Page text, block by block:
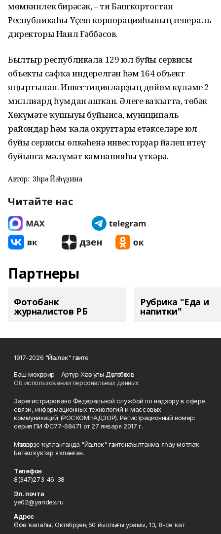
мөмкинлек бирәсәк, – ти Башҡортостан
Республикаһы Үҫеш корпорацияһының генераль
директоры Наил Ғәббәсов.
Былтыр республикала 129 юл буйы сервисы
объекты сафҡа индерелгән һәм 164 объект
яңыртылған. Инвестицияларҙың дөйөм күләме 2
миллиард һумдан ашҡан. Әлеге ваҡытта, төбәк
Хөкүмәте ҡушыуы буйынса, муниципаль
райондар һәм ҡала округтары етәкселәре юл
буйы сервисы өлкәһенә инвесторҙар йәлеп итеү
буйынса мәғлүмәт кампанияһы үткәрә.
Автор: Зөһрә Йәһүҙина
Читайте нас
Партнеры
Фотобанк
журналистов РБ
Рубрика "Еда и
напитки"
1917-2026 "Йәшлек" гәзите
Баш мөхәррир - Артур Хәсән улы Дәүләтбәков
Об использовании персональных данных
Зарегистрировано Федеральной службой по надзору в сфере
связи, информационных технологий и массовых
коммуникаций (РОСКОМНАДЗОР). Регистрационный номер:
серия ПИ ФС77-68471 от 27 января 2017 г.
Мәҡәләләрҙе ҡулланғанда "Йәшлек" гәзитенә һылтанма яһау мотлаҡ.
Бөтә хоҡуҡтар яҡланған.
Телефон
8(347)273-46-38
Эл. почта
ye02@yandex.ru
Адрес
Өфө ҡалаһы, Октябрҙең 50 йыллығы урамы, 13, 8-се ҡат